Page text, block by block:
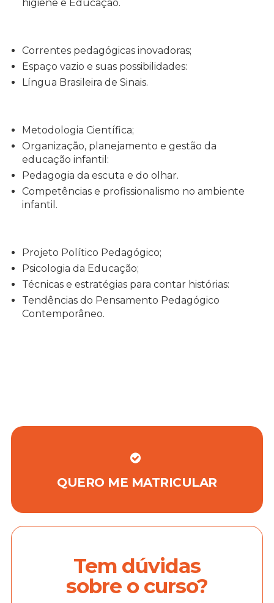
higiene e Educação.
Correntes pedagógicas inovadoras;
Espaço vazio e suas possibilidades:
Língua Brasileira de Sinais.
Metodologia Científica;
Organização, planejamento e gestão da
educação infantil:
Pedagogia da escuta e do olhar.
Competências e profissionalismo no ambiente
infantil.
Projeto Político Pedagógico;
Psicologia da Educação;
Técnicas e estratégias para contar histórias:
Tendências do Pensamento Pedagógico
Contemporâneo.
QUERO ME MATRICULAR
Tem dúvidas
sobre o curso?